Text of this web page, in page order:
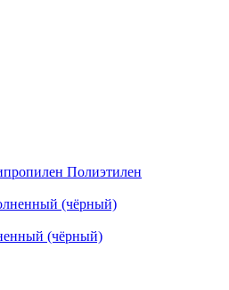
Полиэтилен
(чёрный)
(чёрный)